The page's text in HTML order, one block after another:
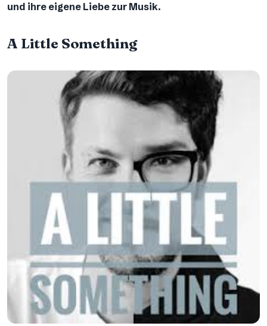
und ihre eigene Liebe zur Musik.
A Little Something